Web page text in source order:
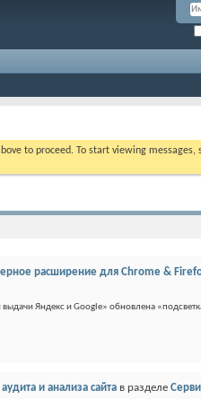
to proceed. To start viewing
расширение для Chrome &
Яндекс и Google» обновлена
и анализа сайта в разделе